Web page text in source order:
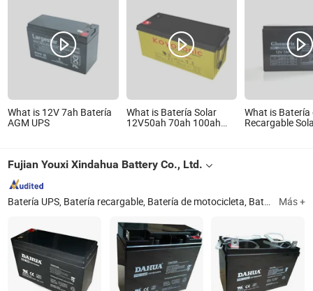
What is 12V 7ah Batería
AGM UPS
What is Batería Solar
12V50ah 70ah 100ah
Batería de UPS
Batería de Ciclo Profundo
What is Batería
Recargable
Fujian Youxi Xindahua Battery Co., Ltd.
Batería UPS, Batería recargable, Batería de motocicleta, Batería solar, Batería de ciclo profundo, Batería de plomo-ácido, Batería, Batería para solar, Batería de terminal frontal, 12V Batería Más +